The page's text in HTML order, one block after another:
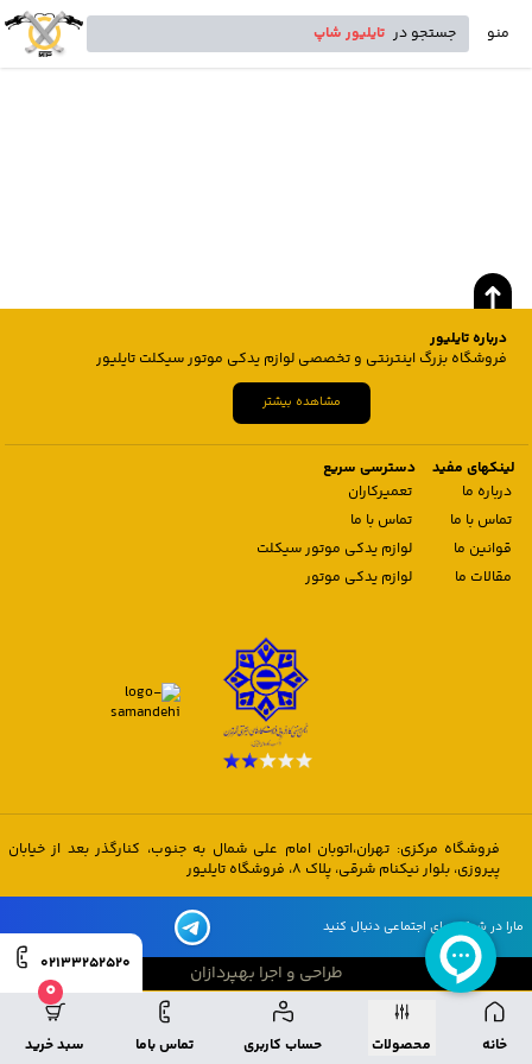
منو جستجو در تایلیور شاپ
خانه محصولات حساب کاربری تماس باما
0
سبد خرید
02133252520
درباره تایلیور
فروشگاه بزرگ اینترنتی و تخصصی لوازم یدکی موتور سیکلت تایلیور
مشاهده بیشتر
لینکهای مفید
درباره ما
تماس با ما
قوانین ما
مقالات ما
دسترسی سریع
تعمیرکاران
تماس با ما
لوازم یدکی موتور سیکلت
لوازم یدکی موتور
فروشگاه مرکزی: تهران،اتوبان امام علی شمال به جنوب، کنارگذر بعد از خیابان
پیروزی، بلوار نیکنام شرقی، پلاک 8، فروشگاه تایلیور
مارا در شبکه های اجتماعی دنبال کنید
طراحی و اجرا بهپردازان
طراحی و اجرا بهپردازان